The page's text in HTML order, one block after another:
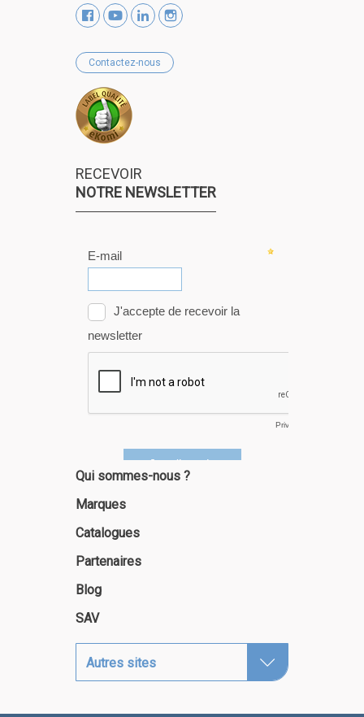
Contactez-nous
RECEVOIR
NOTRE NEWSLETTER
Qui sommes-nous ?
Marques
Catalogues
Partenaires
Blog
SAV
Autres sites